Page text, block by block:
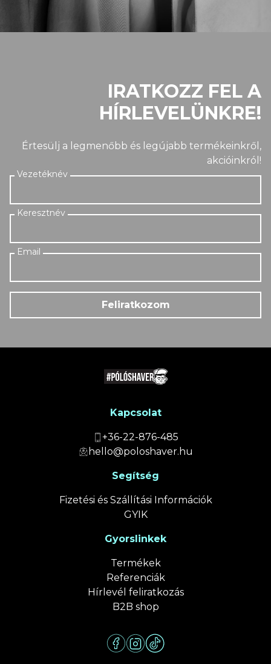
IRATKOZZ FEL A
HÍRLEVELÜNKRE!
Értesülj a legmenőbb és legújabb termékeinkről,
akcióinkról!
Feliratkozom
Kapcsolat
+36-22-876-485
hello@poloshaver.hu
Segítség
Fizetési és Szállítási Információk
GYIK
Gyorslinkek
Termékek
Referenciák
Hírlevél feliratkozás
B2B shop